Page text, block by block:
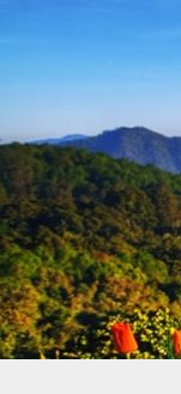
content